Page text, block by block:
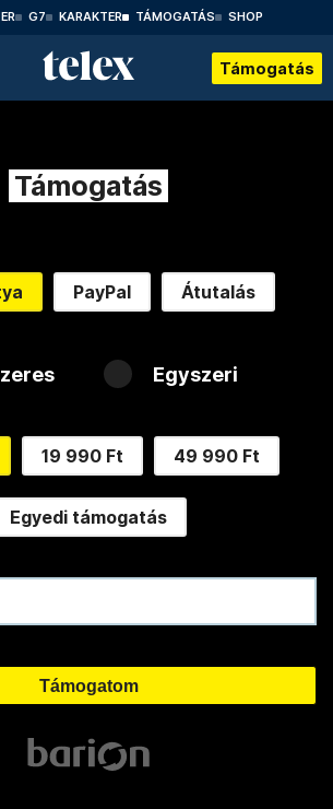
G7 KARAKTER TÁMOGATÁS SHOP
Támogatás
Támogatás
PayPal Átutalás
Egyszeri
19 990 Ft 49 990 Ft
Egyedi támogatás